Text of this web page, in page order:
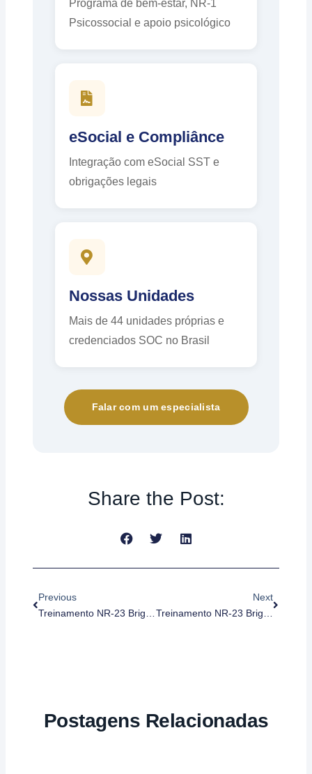
Programa de bem-estar, NR-1
Psicossocial e apoio psicológico
eSocial e Compliânce
Integração com eSocial SST e
obrigações legais
Nossas Unidades
Mais de 44 unidades próprias e
credenciados SOC no Brasil
Falar com um especialista
Share the Post:
Previous
Treinamento NR-23 Brigada De Incêndio – Sergipe (IT CBMSE)
Next
Treinamento NR-23 Brigada De Incêndio – Bahia (IT CBMBA)
Postagens Relacionadas